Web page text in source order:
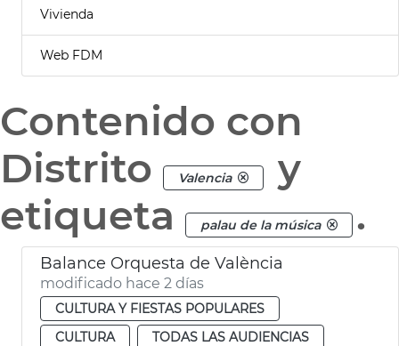
Vivienda
Web FDM
Contenido con
Distrito
Valencia
y
etiqueta
palau de la música .
Balance Orquesta de València
modificado hace 2 días
CULTURA Y FIESTAS POPULARES
CULTURA
TODAS LAS AUDIENCIAS